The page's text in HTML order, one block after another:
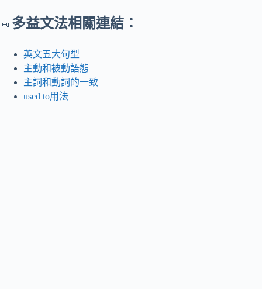
📜 多益文法相關連結：
英文五大句型
主動和被動語態
主詞和動詞的一致
used to用法